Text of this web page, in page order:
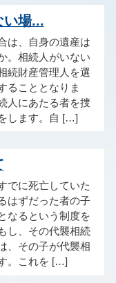
い場...
は、自身の遺産は
。相続人がいない
続財産管理人を選
ることとなりま
人にあたる者を捜
します。自 […]
でに死亡していた
はずだった者の子
なるという制度を
し、その代襲相続
、その子が代襲相
。これを […]